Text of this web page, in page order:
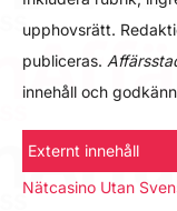
upphovsrätt.
publiceras.
innehåll och
Externt innehåll
Nätcasino Utan